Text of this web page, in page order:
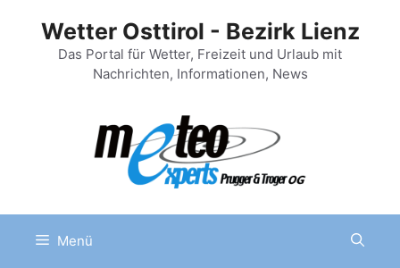
springen
Wetter Osttirol - Bezirk Lienz
Das Portal für Wetter, Freizeit und Urlaub mit
Nachrichten, Informationen, News
Menü